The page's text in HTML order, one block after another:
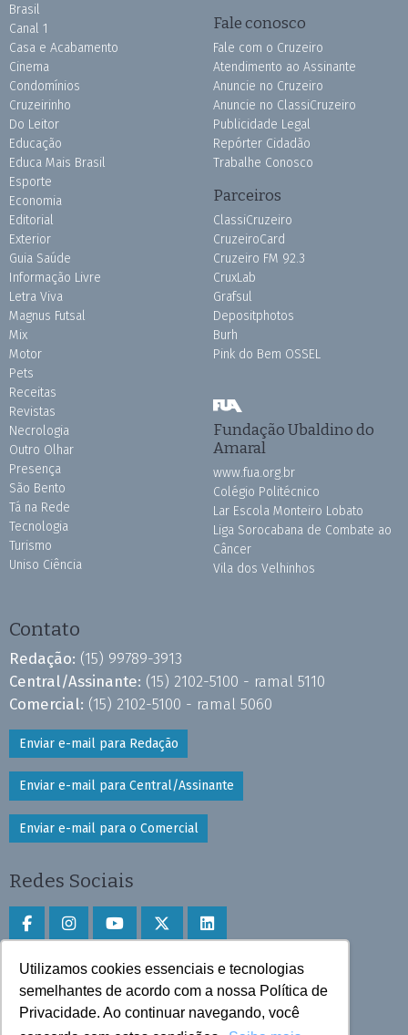
Utilizamos cookies essenciais e tecnologias
semelhantes de acordo com a nossa Política de
Privacidade. Ao continuar navegando, você
Brasil
Canal 1
Casa e Acabamento
Cinema
Condomínios
Cruzeirinho
Do Leitor
Educação
Educa Mais Brasil
Esporte
Economia
Editorial
Exterior
Guia Saúde
Informação Livre
Letra Viva
Magnus Futsal
Mix
Motor
Pets
Receitas
Revistas
Necrologia
Outro Olhar
Presença
São Bento
Tá na Rede
Tecnologia
Turismo
Uniso Ciência
Fale conosco
Fale com o Cruzeiro
Atendimento ao Assinante
Anuncie no Cruzeiro
Anuncie no ClassiCruzeiro
Publicidade Legal
Repórter Cidadão
Trabalhe Conosco
Parceiros
ClassiCruzeiro
CruzeiroCard
Cruzeiro FM 92.3
CruxLab
Grafsul
Depositphotos
Burh
Pink do Bem OSSEL
Fundação Ubaldino do
Amaral
www.fua.org.br
Colégio Politécnico
Lar Escola Monteiro Lobato
Liga Sorocabana de Combate ao
Câncer
Vila dos Velhinhos
Contato
Redação: (15) 99789-3913
Central/Assinante: (15) 2102-5100 - ramal 5110
Comercial: (15) 2102-5100 - ramal 5060
Enviar e-mail para Redação
Enviar e-mail para Central/Assinante
Enviar e-mail para o Comercial
Redes Sociais
Faça download do aplicativo
Play Store e App Store